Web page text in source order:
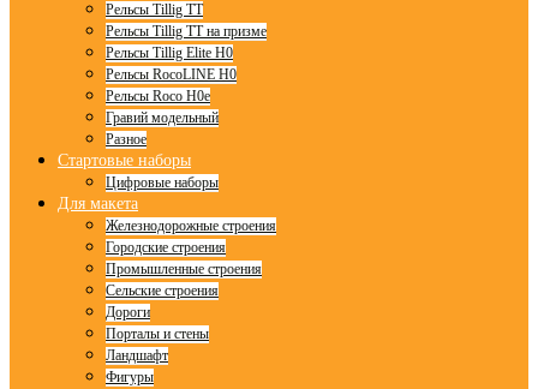
Рельсы Tillig TT
Рельсы Tillig TT на призме
Рельсы Tillig Elite H0
Рельсы RocoLINE H0
Рельсы Roco H0e
Гравий модельный
Разное
Стартовые наборы
Цифровые наборы
Для макета
Железнодорожные строения
Городские строения
Промышленные строения
Сельские строения
Дороги
Порталы и стены
Ландшафт
Фигуры